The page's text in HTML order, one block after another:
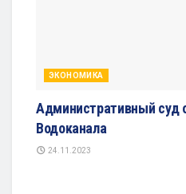
ЭКОНОМИКА
Административный суд
Водоканала
24.11.2023